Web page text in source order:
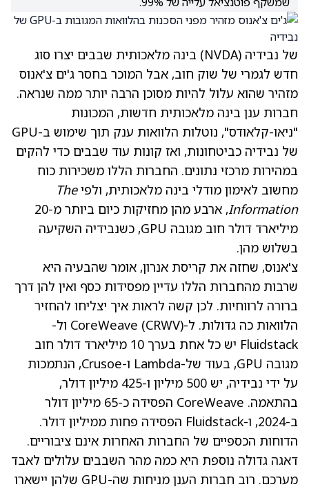
של נבידיה (NVDA)
בינה מלאכותית שבבים יצרו סוג
חדש לגמרי של שוק חוב, אבל המוכר בחסר ג'ים צ'אנוס
מזהיר שהוא עלול להיות מסוכן הרבה יותר ממה שנראה.
חברות ענן בינה מלאכותית חדשות, המכונות
"ניאו-קלאודס", נוטלות הלוואות ענק תוך שימוש ב-GPU
של נבידיה כביטחונות, ואז קונות עוד שבבים כדי להקים
במהירות מרכזי נתונים. החברות הללו משכירות כוח
מחשוב לאימון מודלי בינה מלאכותית, ולפיThe
Information
, ארבע מהן מחזיקות כיום ביותר מ-20
מיליארד דולר חוב מגובה GPU, כשנבידיה השקיעה
בשלוש מהן.
צ'אנוס, שחזה את קריסת אנרון, אומר שהבעיה היא
שרבות מהחברות הללו עדיין מפסידות כסף ואין להן דרך
ברורה לרווחיות. לכן קשה לראות איך יצליחו להחזיר
הלוואות כה גדולות. ל-CoreWeave(CRWV)
ול-
Fluidstack יש כל אחת בערך 10 מיליארד דולר חוב
מגובה GPU, בעוד של-Lambda ו-Crusoe, הנתמכות
על ידי נבידיה, יש 500 מיליון ו-425 מיליון דולר,
בהתאמה. CoreWeave הפסידה כ-65 מיליון דולר
ב-2024, ו-Fluidstack הפסידה פחות ממיליון דולר.
הדוחות הכספיים של החברות האחרות אינם ציבוריים.
דאגה גדולה נוספת היא כמה מהר השבבים עלולים לאבד
מערכם. רוב חברות הענן מניחות שה-GPU שלהן יישארו